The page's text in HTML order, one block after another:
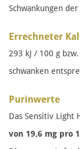
Schwankungen
Errechneter
293 kJ / 100 g
schwanken
Purinwerte
Das Sensitiv Light
von 19,6 mg pro